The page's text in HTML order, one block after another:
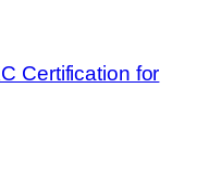
Certification for